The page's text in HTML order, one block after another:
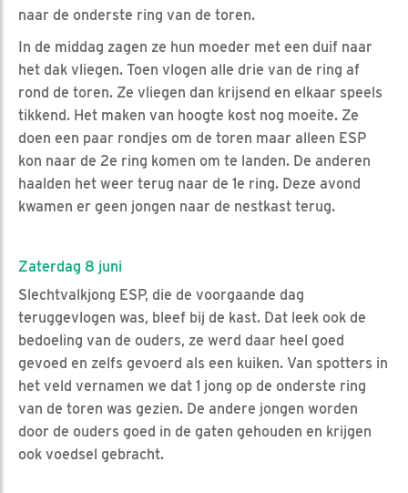
naar de onderste ring van de toren.
In de middag zagen ze hun moeder met een duif naar
het dak vliegen. Toen vlogen alle drie van de ring af
rond de toren. Ze vliegen dan krijsend en elkaar speels
tikkend. Het maken van hoogte kost nog moeite. Ze
doen een paar rondjes om de toren maar alleen ESP
kon naar de 2e ring komen om te landen. De anderen
haalden het weer terug naar de 1e ring. Deze avond
kwamen er geen jongen naar de nestkast terug.
Zaterdag 8 juni
Slechtvalkjong ESP, die de voorgaande dag
teruggevlogen was, bleef bij de kast. Dat leek ook de
bedoeling van de ouders, ze werd daar heel goed
gevoed en zelfs gevoerd als een kuiken. Van spotters in
het veld vernamen we dat 1 jong op de onderste ring
van de toren was gezien. De andere jongen worden
door de ouders goed in de gaten gehouden en krijgen
ook voedsel gebracht.